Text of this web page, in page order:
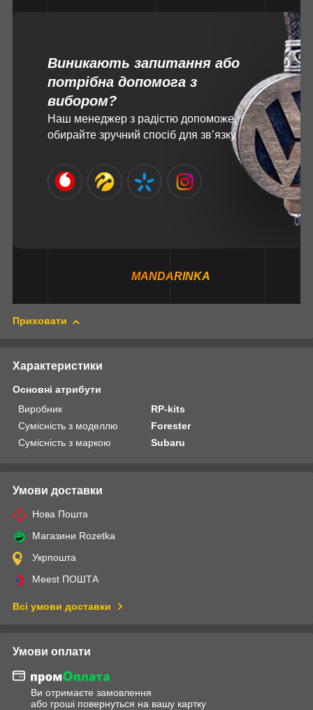
Виникають запитання або
потрібна допомога з
вибором?
Наш менеджер з радістю допоможе,
обирайте зручний спосіб для зв’язку
MANDARINKA
Приховати
Характеристики
Основні атрибути
Виробник
RP-kits
Сумісність з моделлю
Forester
Сумісність з маркою
Subaru
Умови доставки
Нова Пошта
Магазини Rozetka
Укрпошта
Meest ПОШТА
Всі умови доставки
Умови оплати
Ви отримаєте замовлення
або гроші повернуться на вашу картку